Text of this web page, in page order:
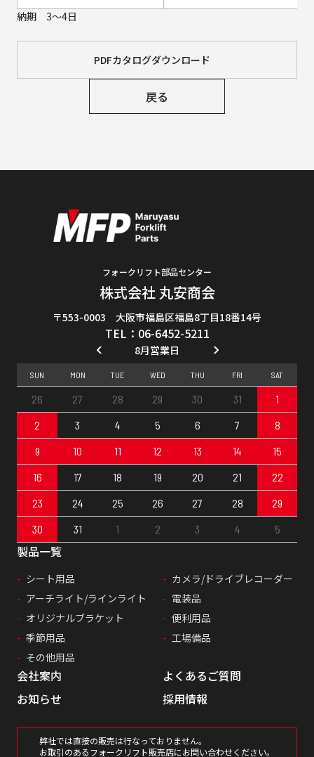
納期 3～4日
PDFカタログダウンロード
戻る
フォークリフト部品センター
株式会社 丸安商会
〒553-0003 大阪市福島区福島8丁目18番14号
TEL：06-6452-5211
製品一覧
シート用品
カメラ/ドライブレコーダー
アーチライト/ラインライト
電装品
オリジナルブラケット
便利用品
季節用品
工場備品
その他用品
会社案内
お知らせ
よくあるご質問
採用情報
弊社では直接の販売は行なっておりません。
お取引のあるフォークリフト販売店にお問い合わせください。
8月営業日
SUN MON TUE WED THU FRI SAT
26 27 28 29 30 31
1
2
3 4 5 6 7
8
9
10 11 12 13 14
15
16
17 18 19 20 21
22
23
24 25 26 27 28
29
30
31 1 2 3 4 5